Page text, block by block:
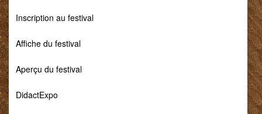
Inscription au festival
Affiche du festival
Aperçu du festival
DidactExpo